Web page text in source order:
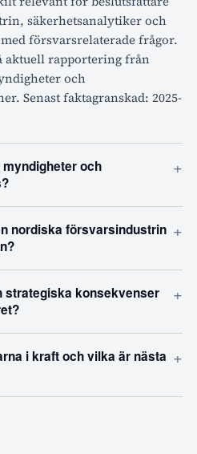
säkerhetsanalytiker och
försvarsrelaterade frågor.
aktuell rapportering från
och
Senast faktagranskad: 2025-
och
+
nordiska försvarsindustrin +
strategiska konsekvenser
+
i kraft och vilka är nästa +